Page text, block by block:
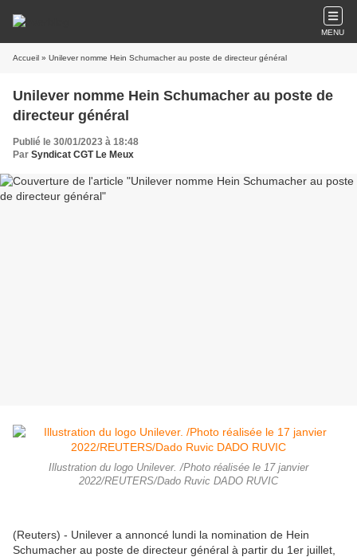
MENU
Accueil » Unilever nomme Hein Schumacher au poste de directeur général
Unilever nomme Hein Schumacher au poste de
directeur général
Publié le 30/01/2023 à 18:48
Par Syndicat CGT Le Meux
Illustration du logo Unilever. /Photo réalisée le 17 janvier
2022/REUTERS/Dado Ruvic DADO RUVIC
(Reuters) - Unilever a annoncé lundi la nomination de Hein
Schumacher au poste de directeur général à partir du 1er juillet,
eb : Jean-François Blanchet, Directeur Général de BRL présente les
travaux de sécurisation et d'étanchéité du pont bâche de Saint Gilles